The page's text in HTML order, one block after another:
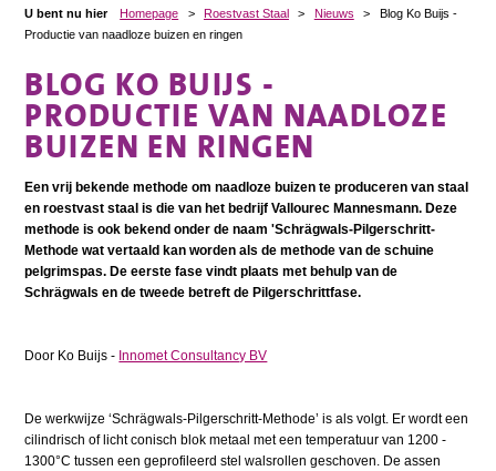
U bent nu hier Homepage > Roestvast Staal > Nieuws >
Blog Ko Buijs -
Productie van naadloze buizen en ringen
BLOG KO BUIJS -
PRODUCTIE VAN NAADLOZE
BUIZEN EN RINGEN
Een vrij bekende methode om naadloze buizen te produceren van staal
en roestvast staal is die van het bedrijf Vallourec Mannesmann. Deze
methode is ook bekend onder de naam 'Schrägwals-Pilgerschritt-
Methode wat vertaald kan worden als de methode van de schuine
pelgrimspas. De eerste fase vindt plaats met behulp van de
Schrägwals en de tweede betreft de Pilgerschrittfase.
Door Ko Buijs - Innomet Consultancy BV
De werkwijze ‘Schrägwals-Pilgerschritt-Methode’ is als volgt. Er wordt een
cilindrisch of licht conisch blok metaal met een temperatuur van 1200 -
1300°C tussen een geprofileerd stel walsrollen geschoven. De assen